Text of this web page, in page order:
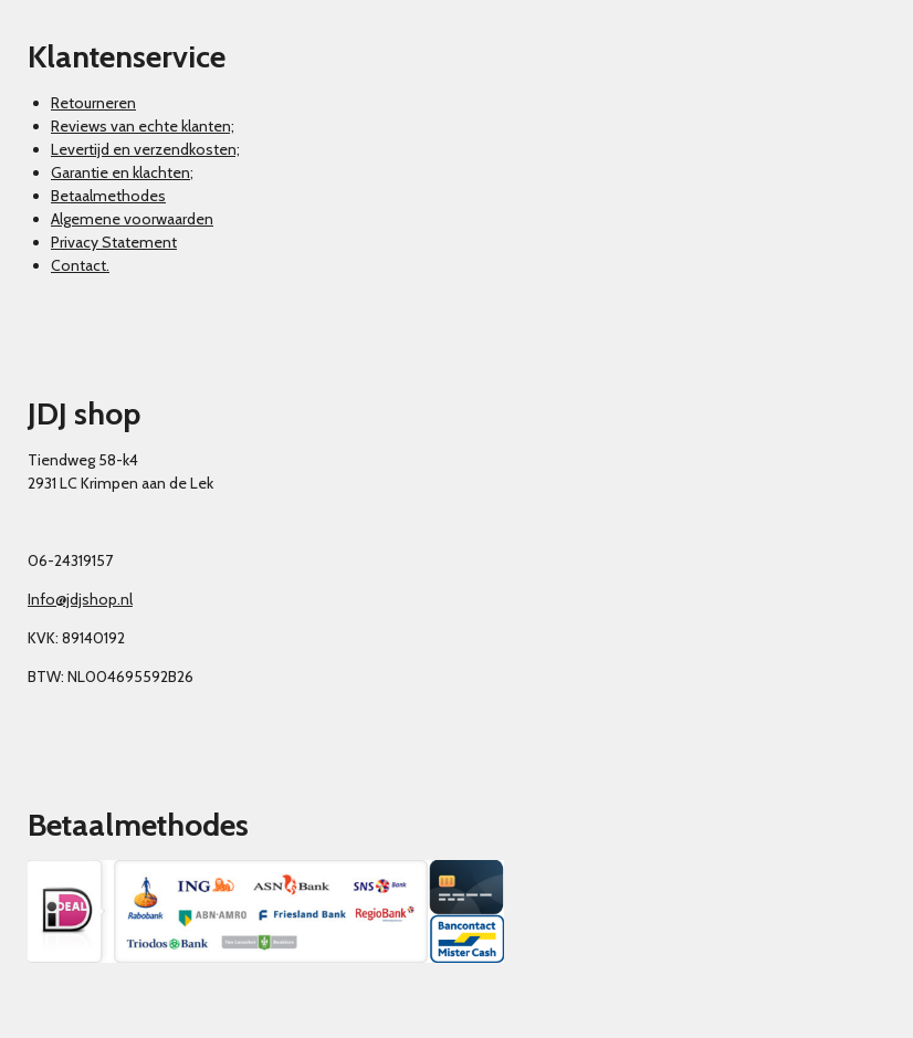
Klantenservice
Retourneren
Reviews van echte klanten;
Levertijd en verzendkosten;
Garantie en klachten;
Betaalmethodes
Algemene voorwaarden
Privacy Statement
Contact.
JDJ shop
Tiendweg 58-k4
2931 LC Krimpen aan de Lek
06-24319157
Info@jdjshop.nl
KVK: 89140192
BTW: NL004695592B26
Betaalmethodes